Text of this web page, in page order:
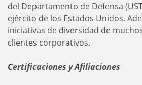
del Departamento de Defensa
ejército de los Estados Unidos.
iniciativas de diversidad de
clientes corporativos.
Certificaciones y Afiliaciones